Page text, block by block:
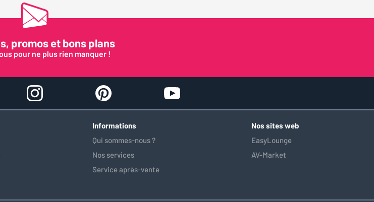
réglage très simple qui, à mon sens,
pratique. Autre bonne surprise :
œuvres d’art lorsque le
vidéoprojecteur n’est pas utilisé. Je
très grand écran dans une pièce de
promos et bons plans
pour ne plus rien manquer !
Informations
Qui sommes-nous ?
Nos services
Service après-vente
Nos sites web
EasyLounge
AV-Market